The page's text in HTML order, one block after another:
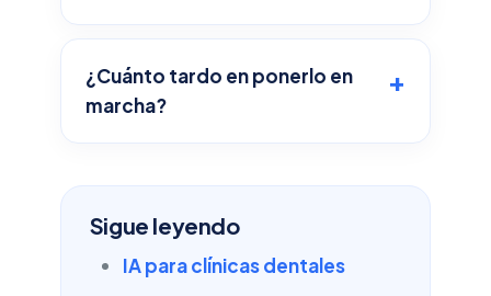
¿Cuánto tardo en ponerlo en
marcha?
Sigue leyendo
IA para clínicas dentales